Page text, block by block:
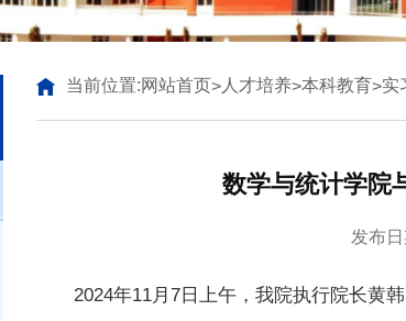
当前位置:网站首页> 人才培养>本科教育>实
数学与统计学院
发布
2024年11月7日上午，我院执行院长黄